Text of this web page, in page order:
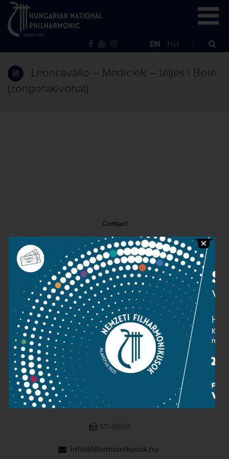
EN HU
Leoncavallo – Mediciek – teljes | Bote
(zongorakivonat)
Contact
Public information
Press room
Terms and privacy
Imprint
NATIONAL PHILHARMONIC
1095 Budapest, Komor Marcell u. 1. (Müpa)
411-6600
411-6699
info@filharmonikusok.hu